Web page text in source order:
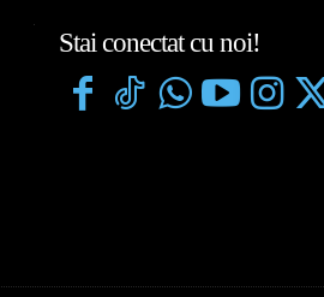
Stai conectat cu noi!